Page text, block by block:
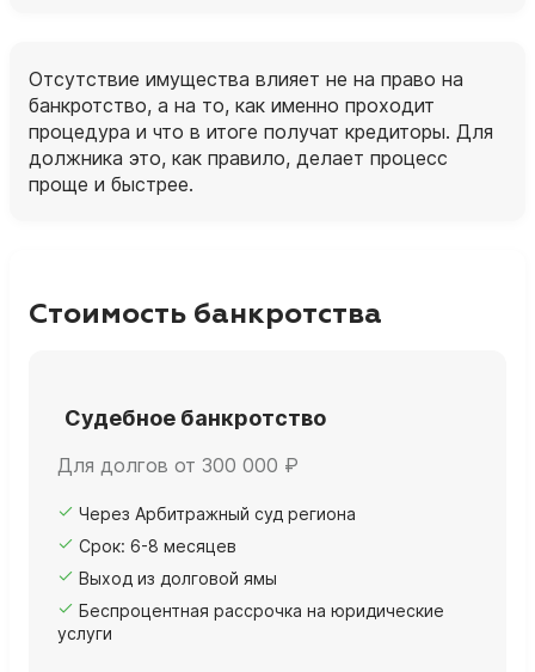
Отсутствие имущества влияет не на право на
банкротство, а на то, как именно проходит
процедура и что в итоге получат кредиторы. Для
должника это, как правило, делает процесс
проще и быстрее.
Стоимость банкротства
Судебное банкротство
Для долгов от 300 000 ₽
Через Арбитражный суд региона
Срок: 6-8 месяцев
Выход из долговой ямы
Беспроцентная рассрочка на юридические
услуги